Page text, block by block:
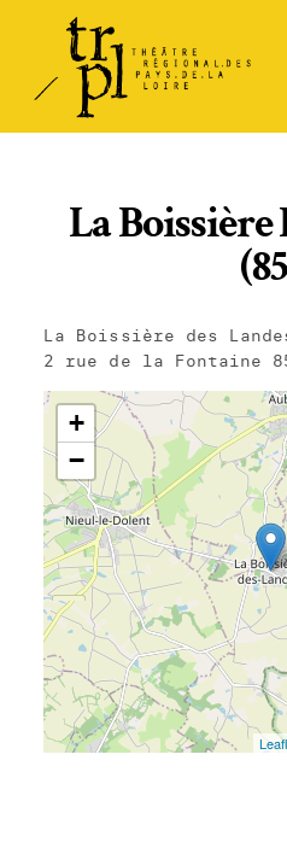
TRPL -
Théâtre
Régional
de la
Loire
La Boissière
La Boissière des
2 rue de la Fontaine